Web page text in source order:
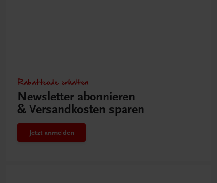
Rabattcode erhalten
Newsletter abonnieren
& Versandkosten sparen
Jetzt anmelden